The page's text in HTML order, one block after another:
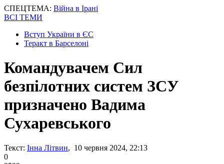
СПЕЦТЕМА: Війна в Ірані
ВСІ ТЕМИ
Вступ України в ЄС
Теракт в Барселоні
Командувачем Сил
безпілотних систем ЗСУ
призначено Вадима
Сухаревського
Текст: Інна Літвин, 10 червня 2024, 22:13
0